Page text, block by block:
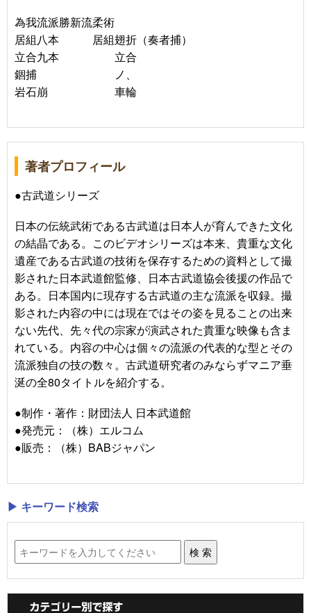
為我流派勝新流柔術
居組八本 居組翅折（奏者捕）
立合九本 立合
錮捕 ノ、
岩石崩 車輪
著者プロフィール
●古武道シリーズ
日本の伝統武術である古武道は日本人が育んできた文化
の結晶である。このビデオシリーズは本来、貴重な文化
遺産である古武道の技術を保存するための資料として撮
影された日本武道館監修、日本古武道協会後援の作品で
ある。日本国内に現存する古武道の主な流派を収録。撮
影された内容の中には現在ではその姿を見ることの出来
ない先代、先々代の宗家が演武された貴重な映像も含ま
れている。内容の中心は個々の流派の代表的な型とその
流派独自の技の数々。古武道研究者のみならずマニア垂
涎の全80タイトルを紹介する。
●制作・著作：財団法人 日本武道館
●発売元：（株）エルコム
●販売：（株）BABジャパン
▶ キーワード検索